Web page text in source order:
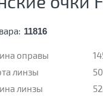
11816
оправы
линзы
линзы